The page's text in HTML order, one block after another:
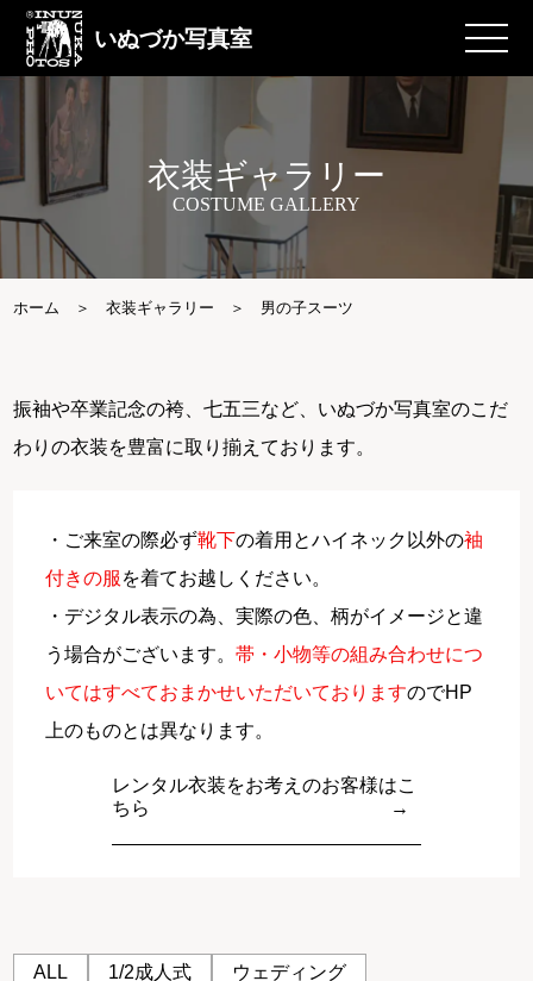
いぬづか写真室
衣装ギャラリー
COSTUME GALLERY
ホーム 衣装ギャラリー 男の子スーツ
振袖や卒業記念の袴、七五三など、いぬづか写真室のこだ
わりの衣装を豊富に取り揃えております。
・ご来室の際必ず靴下の着用とハイネック以外の袖
付きの服 を着てお越しください。
・デジタル表示の為、実際の色、柄がイメージと違
う場合がございます。帯・小物等の組み合わせにつ
いてはすべておまかせいただいておりますのでHP
上のものとは異なります。
レンタル衣装をお考えのお客様はこ
ちら
ALL 1/2成人式
ウェディング